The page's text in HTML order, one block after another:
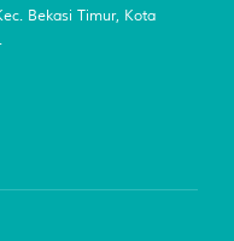
Bekasi Timur, Kota